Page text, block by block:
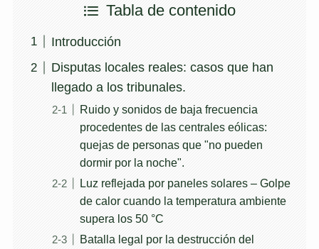
Tabla de contenido
Introducción
Disputas locales reales: casos que han
llegado a los tribunales.
Ruido y sonidos de baja frecuencia
procedentes de las centrales eólicas:
quejas de personas que "no pueden
dormir por la noche".
Luz reflejada por paneles solares – Golpe
de calor cuando la temperatura ambiente
supera los 50 °C
Batalla legal por la destrucción del